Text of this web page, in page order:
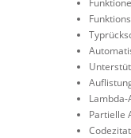
Lambda-
Partielle